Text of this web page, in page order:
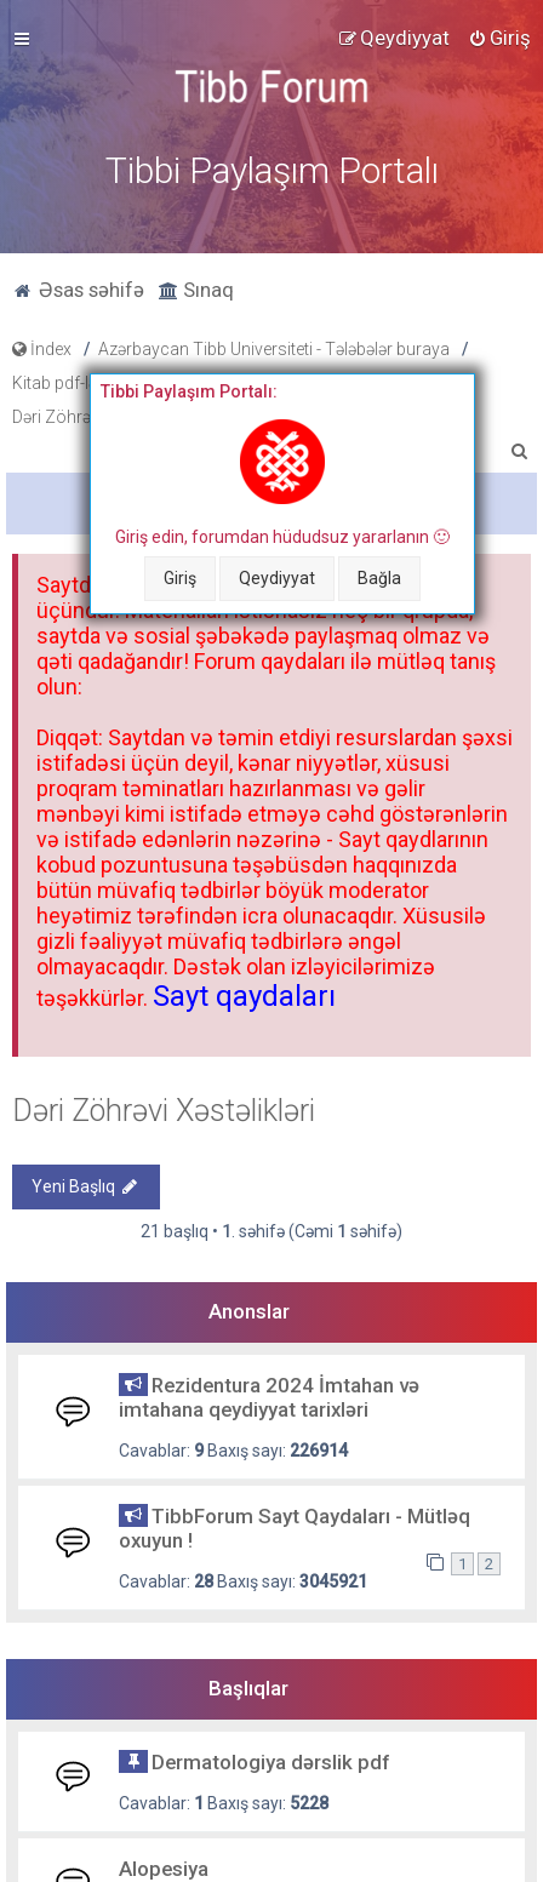
Giriş
Qeydiyyat
Tibbi Paylaşım Portalı
Əsas səhifə Sınaq
İndex
Azərbaycan Tibb Universiteti - Tələbələr buraya
Kitab pdf-ləri, tibbi fənlər üzrə slayd və paylaşımlar
Dəri Zöhrəvi Xəstəlikləri
a
Bitdi
Tibbi Paylaşım Portalı:
Giriş edin, forumdan hüdudsuz yararlanın 🙂
Giriş Qeydiyyat Bağla
Saytdakı materiallar yalnız fərdi istifadəniz
üçündür. Materialları istisnasız heç bir qrupda,
saytda və sosial şəbəkədə paylaşmaq olmaz və
qəti qadağandır! Forum qaydaları ilə mütləq tanış
olun:
Diqqət: Saytdan və təmin etdiyi resurslardan şəxsi
istifadəsi üçün deyil, kənar niyyətlər, xüsusi
proqram təminatları hazırlanması və gəlir
mənbəyi kimi istifadə etməyə cəhd göstərənlərin
və istifadə edənlərin nəzərinə - Sayt qaydlarının
kobud pozuntusuna təşəbüsdən haqqınızda
bütün müvafiq tədbirlər böyük moderator
heyətimiz tərəfindən icra olunacaqdır. Xüsusilə
gizli fəaliyyət müvafiq tədbirlərə əngəl
olmayacaqdır. Dəstək olan izləyicilərimizə
təşəkkürlər. Sayt qaydaları
Dəri Zöhrəvi Xəstəlikləri
Yeni Başlıq
21 başlıq • 1 . səhifə (Cəmi 1 səhifə)
Anonslar
Rezidentura 2024 İmtahan və
imtahana qeydiyyat tarixləri
Cavablar: 9Baxış sayı: 226914
TibbForum Sayt Qaydaları - Mütləq
oxuyun !
Cavablar: 28Baxış sayı: 3045921
1 2
Başlıqlar
Dermatologiya dərslik pdf
Cavablar: 1 Baxış sayı: 5228
Alopesiya